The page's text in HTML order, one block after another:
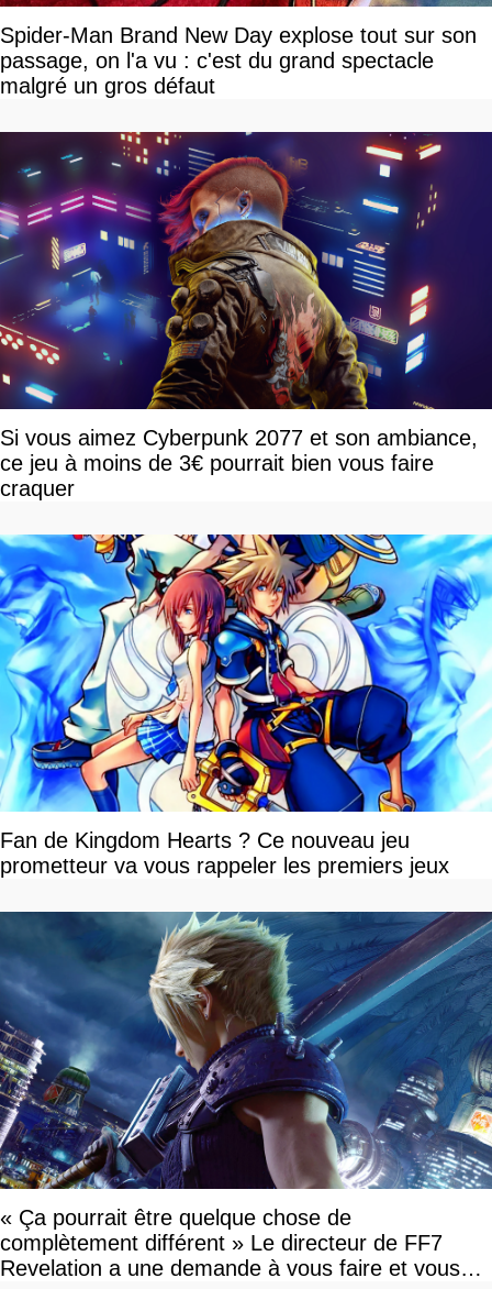
Spider-Man Brand New Day explose tout sur son
passage, on l'a vu : c'est du grand spectacle
malgré un gros défaut
Si vous aimez Cyberpunk 2077 et son ambiance,
ce jeu à moins de 3€ pourrait bien vous faire
craquer
Fan de Kingdom Hearts ? Ce nouveau jeu
prometteur va vous rappeler les premiers jeux
« Ça pourrait être quelque chose de
complètement différent » Le directeur de FF7
Revelation a une demande à vous faire et vous